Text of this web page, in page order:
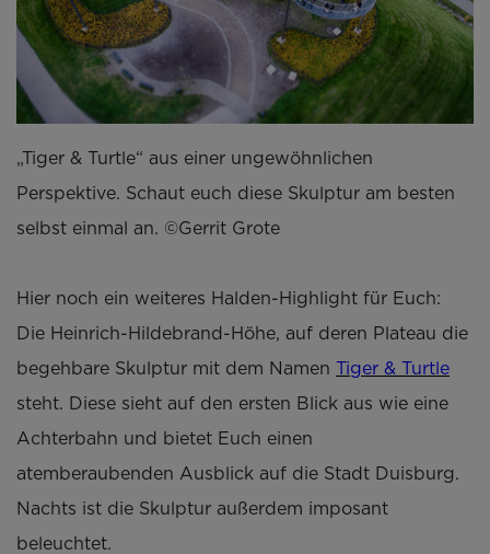
„Tiger & Turtle“ aus einer ungewöhnlichen
Perspektive. Schaut euch diese Skulptur am besten
selbst einmal an. ©Gerrit Grote
Hier noch ein weiteres Halden-Highlight für Euch:
Die Heinrich-Hildebrand-Höhe, auf deren Plateau die
begehbare Skulptur mit dem Namen
Tiger & Turtle
steht. Diese sieht auf den ersten Blick aus wie eine
Achterbahn und bietet Euch einen
atemberaubenden Ausblick auf die Stadt Duisburg.
Nachts ist die Skulptur außerdem imposant
beleuchtet.